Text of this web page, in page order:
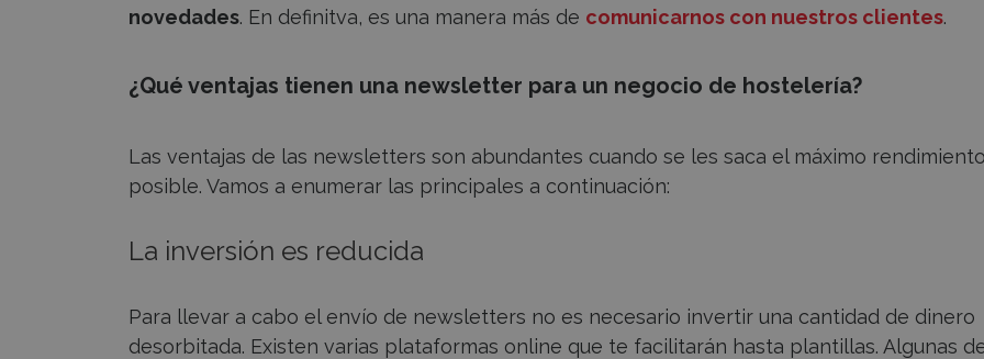
novedades. En definitva, es una manera más de comunicarnos con nuestros clientes.
¿Qué ventajas tienen una newsletter para un negocio de hostelería?
Las ventajas de las newsletters son abundantes cuando se les saca el máximo rendimiento
posible. Vamos a enumerar las principales a continuación:
La inversión es reducida
Para llevar a cabo el envío de newsletters no es necesario invertir una cantidad de dinero
desorbitada. Existen varias plataformas online que te facilitarán hasta plantillas. Algunas